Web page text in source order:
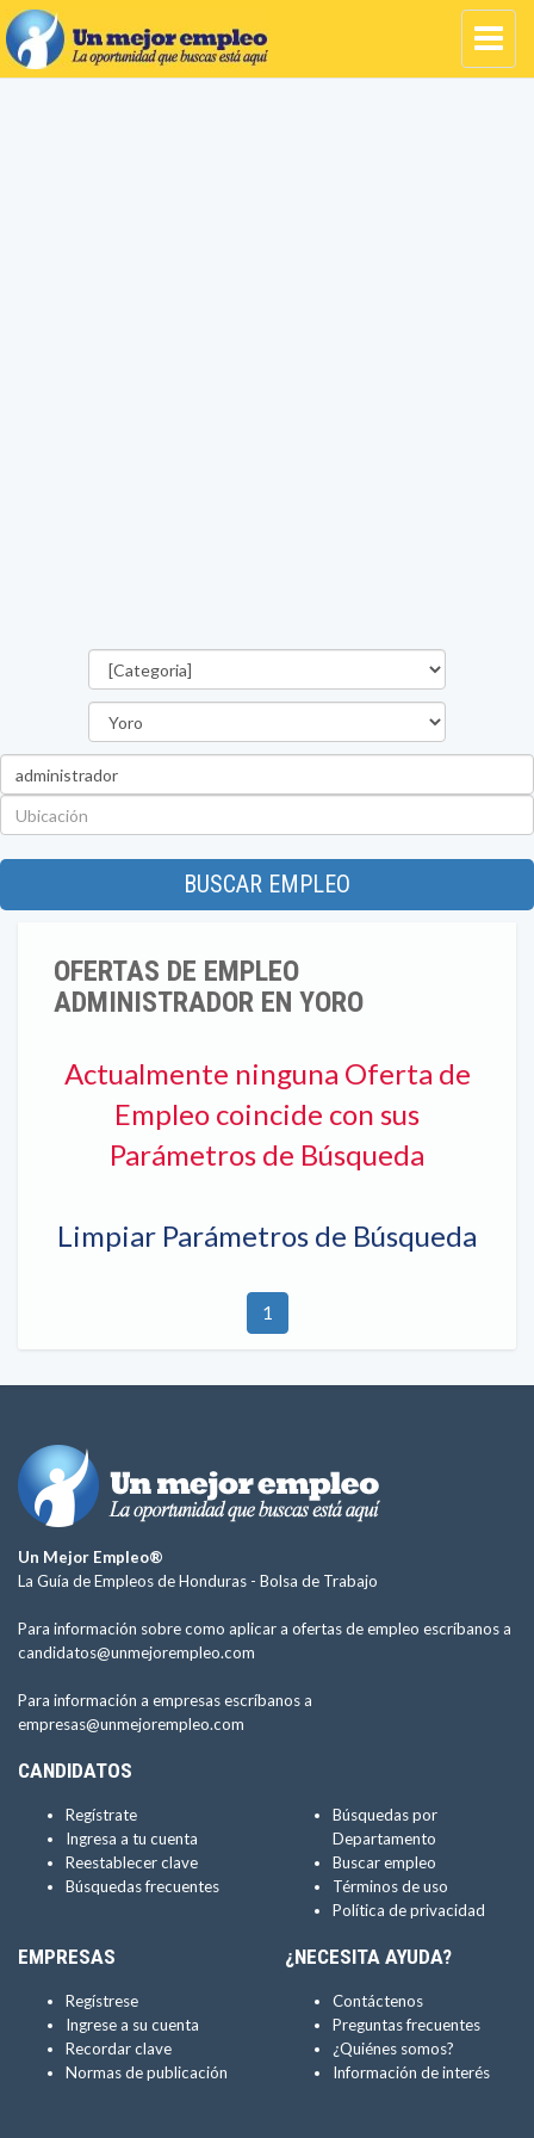
BUSCAR EMPLEO
OFERTAS DE EMPLEO
ADMINISTRADOR EN YORO
Actualmente ninguna Oferta de
Empleo coincide con sus
Parámetros de Búsqueda
Limpiar Parámetros de Búsqueda
1
Un Mejor Empleo®
La Guía de Empleos de Honduras - Bolsa de Trabajo
Para información sobre como aplicar a ofertas de empleo escríbanos a
candidatos@unmejorempleo.com
Para información a empresas escríbanos a
empresas@unmejorempleo.com
CANDIDATOS
Regístrate
Ingresa a tu cuenta
Reestablecer clave
Búsquedas frecuentes
Búsquedas por
Departamento
Buscar empleo
Términos de uso
Política de privacidad
EMPRESAS
Regístrese
Ingrese a su cuenta
Recordar clave
Normas de publicación
¿NECESITA AYUDA?
Contáctenos
Preguntas frecuentes
¿Quiénes somos?
Información de interés